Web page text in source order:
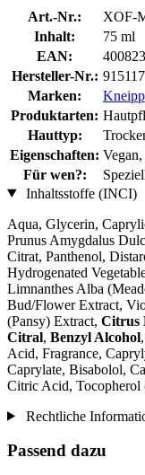
Art.-Nr.:
XOF-
Inhalt:
75 ml
EAN:
Hersteller-Nr.: 915117
Marken:
Kneipp
Produktarten:
Hauttyp:
Eigenschaften:
Für wen?:
Inhaltsstoffe (INCI)
Aqua, Glycerin,
Prunus Amygdalus
Citrat, Panthenol,
Hydrogenated
Limnanthes Alba
Bud/Flower Extract,
(Pansy) Extract, Citrus
Citral, Benzyl Alcohol
Acid, Fragrance,
Caprylate, Bisabolol,
Citric Acid, Tocopherol
Rechtliche
Passend dazu